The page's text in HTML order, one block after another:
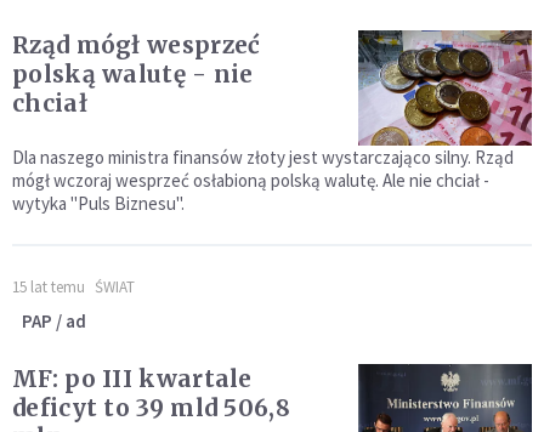
Rząd mógł wesprzeć
polską walutę - nie
chciał
Dla naszego ministra finansów złoty jest wystarczająco silny. Rząd
mógł wczoraj wesprzeć osłabioną polską walutę. Ale nie chciał -
wytyka "Puls Biznesu".
15 lat temu ŚWIAT
PAP / ad
MF: po III kwartale
deficyt to 39 mld 506,8